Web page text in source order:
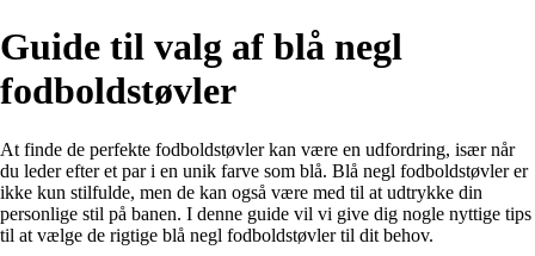
Guide til valg af blå negl
fodboldstøvler
At finde de perfekte fodboldstøvler kan være en udfordring, især når
du leder efter et par i en unik farve som blå. Blå negl fodboldstøvler er
ikke kun stilfulde, men de kan også være med til at udtrykke din
personlige stil på banen. I denne guide vil vi give dig nogle nyttige tips
til at vælge de rigtige blå negl fodboldstøvler til dit behov.